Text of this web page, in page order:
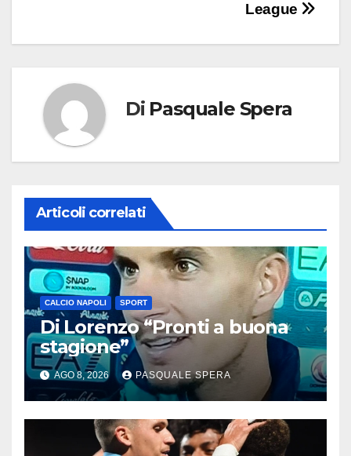
League
Di Pasquale Spera
Articoli correlati
CALCIO NAPOLI SPORT
Di Lorenzo “Pronti a buona
stagione”
AGO 8, 2026 PASQUALE SPERA